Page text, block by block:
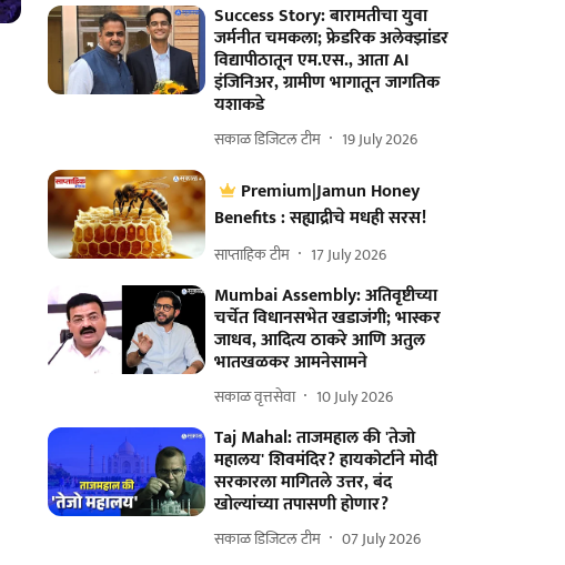
Success Story: बारामतीचा युवा
जर्मनीत चमकला; फ्रेडरिक अलेक्झांडर
विद्यापीठातून एम.एस., आता AI
इंजिनिअर, ग्रामीण भागातून जागतिक
यशाकडे
सकाळ डिजिटल टीम 19 July 2026
Premium|Jamun Honey
Benefits : सह्याद्रीचे मधही सरस!
साप्ताहिक टीम 17 July 2026
Mumbai Assembly: अतिवृष्टीच्या
चर्चेत विधानसभेत खडाजंगी; भास्कर
जाधव, आदित्य ठाकरे आणि अतुल
भातखळकर आमनेसामने
सकाळ वृत्तसेवा 10 July 2026
Taj Mahal: ताजमहाल की 'तेजो
महालय' शिवमंदिर? हायकोर्टाने मोदी
सरकारला मागितले उत्तर, बंद
खोल्यांच्या तपासणी होणार?
सकाळ डिजिटल टीम 07 July 2026